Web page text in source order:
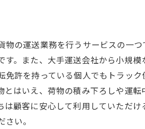
物の運送業務を行うサービスの一
す。また、大手運送会社から小規
免許を持っている個人でもトラッ
とはいえ、荷物の積み下ろしや運
は顧客に安心して利用していただ
い。